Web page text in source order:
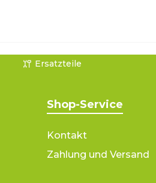
Ersatzteile
Shop-Service
Kontakt
Zahlung und Versand